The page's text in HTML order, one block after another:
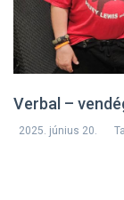
Verbal –
2025. június 20.